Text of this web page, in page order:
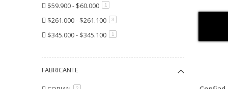
$59.900 - $60.000 1
$261.000 - $261.100 3artículo
$345.000 - $345.100 1
FABRICANTE
artículo